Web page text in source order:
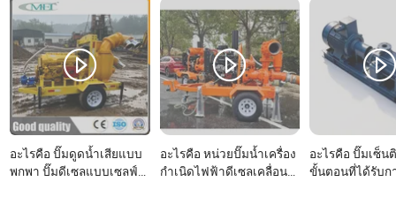
อะไรคือ ปั๊มดูดน้ำเสียแบบ
พกพา ปั๊มดีเซลแบบเซลฟ์
อะไรคือ หน่วยปั๊มน้ำเครื่อง
กำเนิดไฟฟ้าดีเซลเคลื่อนที่
อะไรคือ ปั๊มเซ็
ขั้นตอนที่ได้รับก